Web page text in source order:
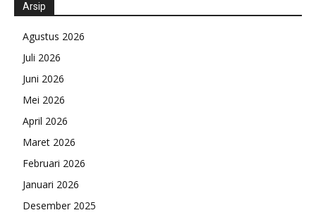
Arsip
Agustus 2026
Juli 2026
Juni 2026
Mei 2026
April 2026
Maret 2026
Februari 2026
Januari 2026
Desember 2025